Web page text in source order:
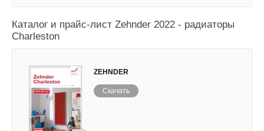
Каталог и прайс-лист Zehnder 2022 - радиаторы
Charleston
ZEHNDER
Скачать